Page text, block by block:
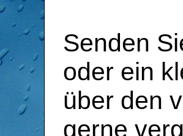
Senden
oder ein
über den
gerne